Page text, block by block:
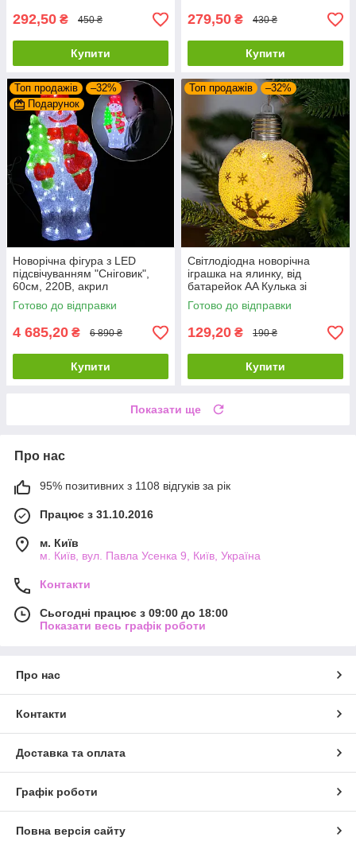
292,50 ₴ 450 ₴
Купити
279,50 ₴ 430 ₴
Купити
Топ продажів
–32%
Подарунок
Новорічна фігура з LED
підсвічуванням "Сніговик",
60см, 220В, акрил
Готово до відправки
4 685,20 ₴ 6 890 ₴
Купити
Топ продажів –32%
Світлодіодна новорічна
іграшка на ялинку, від
батарейок AA Кулька зі
срібною сніжинкою
Готово до відправки
129,20 ₴ 190 ₴
Купити
Показати ще
Про нас
95% позитивних з 1108 відгуків за рік
Працює з 31.10.2016
м. Київ
м. Київ, вул. Павла Усенка 9, Київ, Україна
Контакти
Сьогодні працює з 09:00 до 18:00
Показати весь графік роботи
Про нас
Контакти
Доставка та оплата
Графік роботи
Повна версія сайту